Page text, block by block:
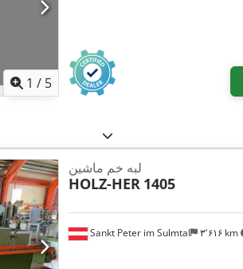
1 / 5
Sankt Peter im Sulmtal ۳٬۶۱۶ km
لبه خم ماشین
HOLZ-HER 1405